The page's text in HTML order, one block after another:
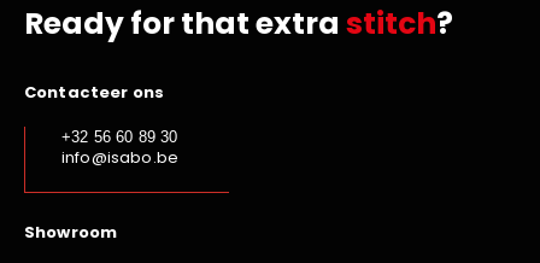
Ready for that extra stitch?
Contacteer ons
+32 56 60 89 30
info@isabo.be
Showroom